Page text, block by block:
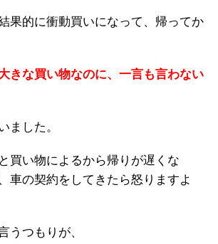
果的に衝動買いになって、帰ってか
きな買い物なのに、一言も言わない
ました。
買い物によるから帰りが遅くな
車の契約をしてきたら怒りますよ
うつもりが、